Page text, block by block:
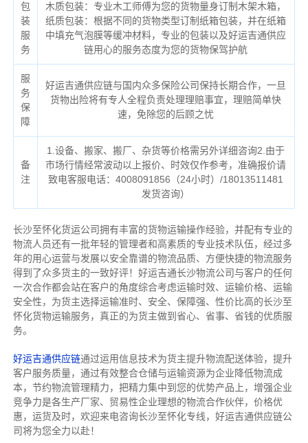
包
装
服
务
木质包装：专业木工师傅为您的货物量身订制木架木箱，
纸质包装：根据不同的货物类型订制纸箱包装，并在纸箱
中填充气泡膜等缓冲材料，专业的包装以及好运吉通供应
链用心的服务态度为您的货物保驾护航
服
务
保
障
好运吉通供应链与国内众多保险公司保持长期合作，一旦
货物出险将有专人全程负责处理理赔事宜，理赔简单快
速，免除您的后顾之忧
备
注
1.设备、搬家、搬厂、杂货等价格需另外详细咨询2.由于
市场行情经常波动以上报价、时效仅作参考，准确报价请
致电客服电话：4008091856（24小时）/18013511481
发货咨询）
长沙至怀化货运公司拥有丰富的货物运输操作经验，并配有专业的
物流人员还有一批年轻的管理者和高素质的专业技术队伍，经过多
年的用心运营与发展以安全靠谱的物流品质、方便快捷的物流服务
得到了众多货主的一致好评！好运吉通长沙物流公司与客户的任何
一次合作都会站在客户的角度综合考虑运输时效、运输价格、运输
安全性，为货主选择运输准时、安全、保障强、性价比高的长沙至
怀化货物运输服务，真正的为货主做到省心、省事、省钱的优质服
务。
好运吉通供应链通过运用信息技术为货主提升物流配送体验，提升
客户服务质量，通过有效整合仓储与运输资源为企业降低物流成
本，节约物流管理精力，把精力集中到您的优势产品上，增强企业
竞争力是各生产厂家、贸易性企业理想的物流合作伙伴，价格优
惠，运货及时，欢迎来电咨询长沙至怀化专线，好运吉通供应链公
司将为您全力以赴！